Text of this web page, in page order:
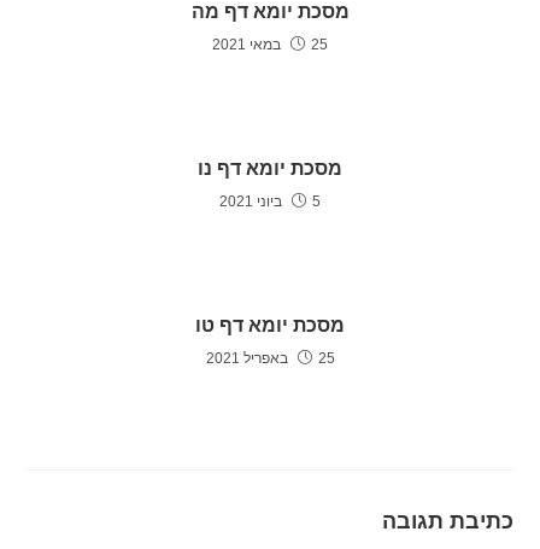
מסכת יומא דף מה
25 במאי 2021
מסכת יומא דף נו
5 ביוני 2021
מסכת יומא דף טו
25 באפריל 2021
כתיבת תגובה